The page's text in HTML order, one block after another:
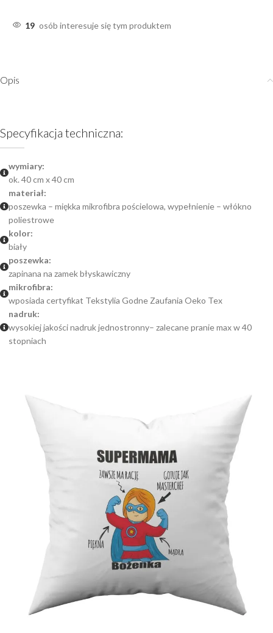
19 osób interesuje się tym produktem
Opis
Specyfikacja techniczna:
wymiary:
ok. 40 cm x 40 cm
materiał:
poszewka – miękka mikrofibra pościelowa, wypełnienie – włókno
poliestrowe
kolor:
biały
poszewka:
zapinana na zamek błyskawiczny
mikrofibra:
wposiada certyfikat Tekstylia Godne Zaufania Oeko Tex
nadruk:
wysokiej jakości nadruk jednostronny– zalecane pranie max w 40
stopniach